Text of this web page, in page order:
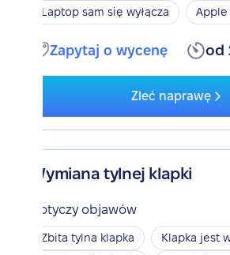
Laptop sam się wyłącza
Apple
Zapytaj o wycenę od
Zleć naprawę
Wymiana tylnej klapki
Dotyczy objawów
Zbita tylna klapka
Klapka jest